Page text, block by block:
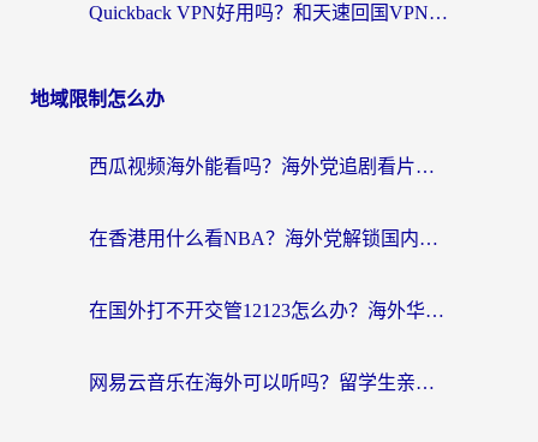
Quickback VPN好用吗？和天速回国VPN对比哪个回国效果更好？海外党必看的真实体验指南
地域限制怎么办
西瓜视频海外能看吗？海外党追剧看片的终极解决方案来了
在香港用什么看NBA？海外党解锁国内体育直播的终极攻略
在国外打不开交管12123怎么办？海外华人必看的回国加速全攻略
网易云音乐在海外可以听吗？留学生亲测有效的回国加速方案